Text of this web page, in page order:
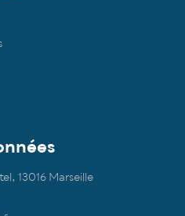
13016 Marseille